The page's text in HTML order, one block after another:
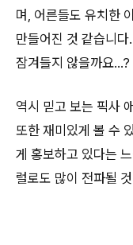
며, 어른들도 유치한
만들어진 것 같습니
잠겨들지 않을까요...?
역시 믿고 보는 픽사
또한 재미있게 볼 수
게 홍보하고 있다는
럴로도 많이 전파될